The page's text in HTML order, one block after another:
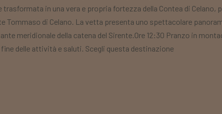
trasformata in una vera e propria fortezza della Contea di
Tommaso di Celano. La vetta presenta uno spettacolare
meridionale della catena del Sirente.Ore 12:30 Pranzo in
delle attività e saluti. Scegli questa destinazione